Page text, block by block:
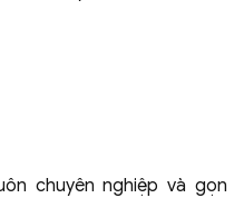
chuyên nghiệp và gọn